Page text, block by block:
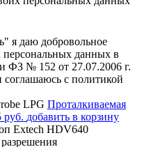
я даю добровольное
персональных данных в
ФЗ № 152 от 27.07.2006 г.
с политикой
Проталкиваемая
руб. добавить в корзину